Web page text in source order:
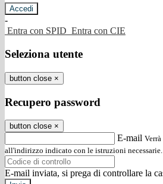
-
Entra con SPID Entra con CIE
Seleziona utente
button close ×
Recupero password
button close ×
E-mail
all'indirizzo indicato con le istruzioni necessarie.
E-mail inviata, si prega di controllare la